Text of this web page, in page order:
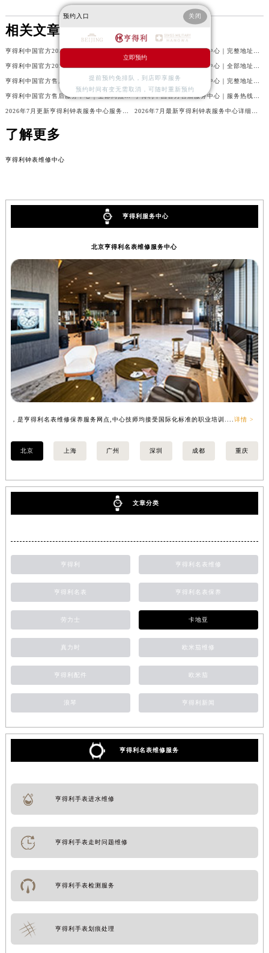
相关文章
亨得利中国官方2026年8月最新信息公示：售后客服电话与网点地址 亨得利中国官方售后服务中心｜完整地址与售后热线权威信息声明（2026年8月最新）
亨得利中国官方2026年8月最新售后客服电话与热线网点地址汇总 亨得利中国官方售后服务中心｜全部地址及热线电话权威信息通知（2026年8月最新）
亨得利中国官方售后服务中心｜地址与官方客服热线权威信息通知（2026年8月最新） 亨得利中国官方售后服务中心｜完整地址及官方售后热线权威信息声明（2026年7月最新）
亨得利中国官方售后服务中心｜全部网点地址与客服热线权威信息公告（2026年7月最新） 亨得利中国官方售后服务中心｜服务热线及官方维修地址权威信息通告（2026年7月最新）
2026年7月更新亨得利钟表服务中心服务电话及详细维修地址实地考察报告_多信源验证 2026年7月最新亨得利钟表服务中心详细网点地址及客服热线实地考察报告多信源验证
了解更多
亨得利钟表维修中心
亨得利服务中心
北京亨得利名表维修服务中心
，是亨得利名表维修保养服务网点,中心技师均接受国际化标准的职业培训....详情 >
北京 上海 广州 深圳 成都 重庆
文章分类
亨得利 亨得利名表维修
亨得利名表 亨得利名表保养
劳力士 卡地亚
真力时 欧米茄维修
亨得利配件 欧米茄
浪琴 亨得利新闻
亨得利名表维修服务
亨得利手表进水维修
亨得利手表走时问题维修
亨得利手表检测服务
亨得利手表划痕处理
预约入口 关闭
立即预约
提前预约免排队，到店即享服务
预约时间有变无需取消，可随时重新预约